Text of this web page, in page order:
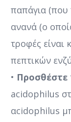
παπάγια (που
ανανά (ο
τροφές είναι
πεπτικών
• Προσθέστε
acidophilus
αcidophilus